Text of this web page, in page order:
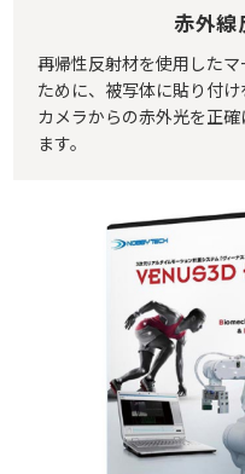
赤外線
再帰性反射材を使用した
ために、被写体に貼り付
カメラからの赤外光を正
ます。